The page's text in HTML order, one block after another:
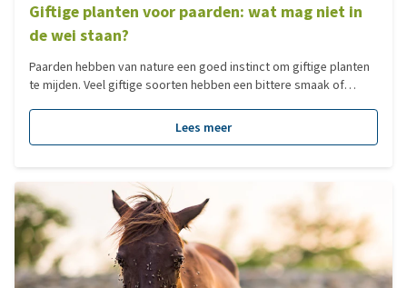
Giftige planten voor paarden: wat mag niet in
de wei staan?
Paarden hebben van nature een goed instinct om giftige planten
te mijden. Veel giftige soorten hebben een bittere smaak of
omheen lopen. Toch is dat instinct niet altijd feilloos. Vooral bij
een kale weide, verveling, nieuwsgierigheid of bij giftige planten
vergiftiging voorkomt en wat je moet doen bij twijfel of in een
noodgeval.
Lees meer